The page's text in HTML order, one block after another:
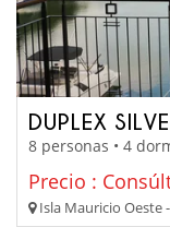
DUPLEX
8 personas • 4
Precio :
Isla Mauricio Oeste